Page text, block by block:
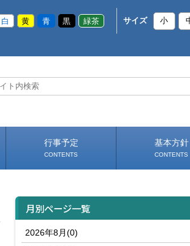
白 黄 青 黒 緑茶 サイズ 小
行事予定
CONTENTS
基本方針
CONTENTS
月別ページ一覧
2026年8月(0)